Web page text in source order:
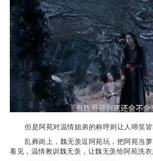
但是阿苑对温情姐弟的称呼则让人啼笑皆
乱葬岗上，魏无羡逗阿苑玩，把阿苑当
看见，温情教训魏无羡，让魏无羡给阿苑洗衣